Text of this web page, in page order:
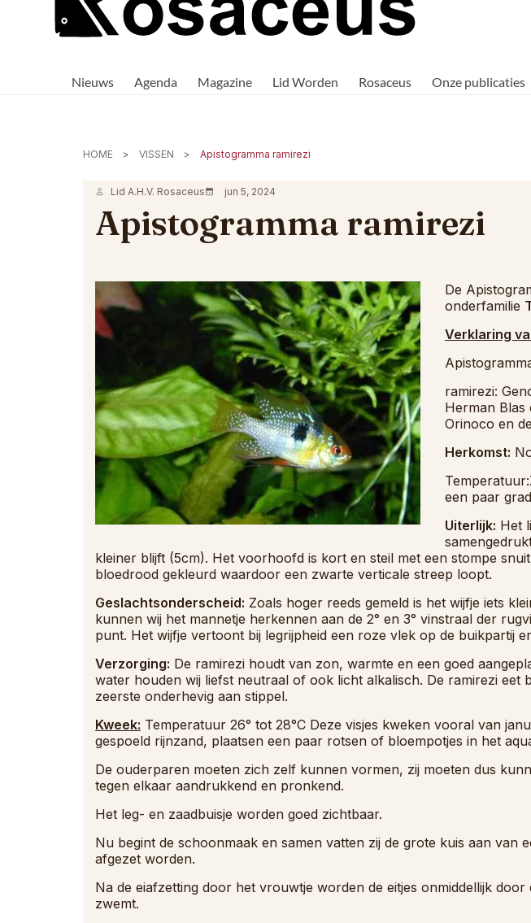
Rosaceus
passieNieuws Agenda Magazine Lid Worden Rosaceus Onze publicaties
HOME VISSEN Apistogramma ramirezi
Lid A.H.V. Rosaceus jun 5, 2024
Apistogramma ramirezi
De
onderfamilie
Verklaring
ramirezi:
Herman Blas
Orinoco en
Herkomst:
een paar
Uiterlijk: Het
kleiner blijft (5cm). Het voorhoofd is kort en steil met een stompe
bloedrood gekleurd waardoor een zwarte verticale streep loopt.
Geslachtsonderscheid: Zoals hoger reeds gemeld is het wijfje iets
kunnen wij het mannetje herkennen aan de 2° en 3° vinstraal der
punt. Het wijfje vertoont bij legrijpheid een roze vlek op de buikpartij
Verzorging: De ramirezi houdt van zon, warmte en een goed
water houden wij liefst neutraal of ook licht alkalisch. De ramirezi eet
zeerste onderhevig aan stippel.
Kweek: Temperatuur 26° tot 28°C Deze visjes kweken vooral van
gespoeld rijnzand, plaatsen een paar rotsen of bloempotjes in het
De ouderparen moeten zich zelf kunnen vormen, zij moeten dus
tegen elkaar aandrukkend en pronkend.
Het leg- en zaadbuisje worden goed zichtbaar.
Nu begint de schoonmaak en samen vatten zij de grote kuis aan
afgezet worden.
Na de eiafzetting door het vrouwtje worden de eitjes onmiddellijk
zwemt.